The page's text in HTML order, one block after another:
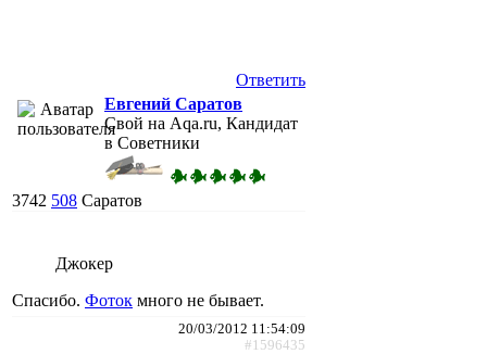
Ответить
Евгений Саратов
Свой на Aqa.ru, Кандидат
в Советники
3742 508 Саратов
Джокер
Спасибо. Фоток много не бывает.
20/03/2012 11:54:09
#1596435